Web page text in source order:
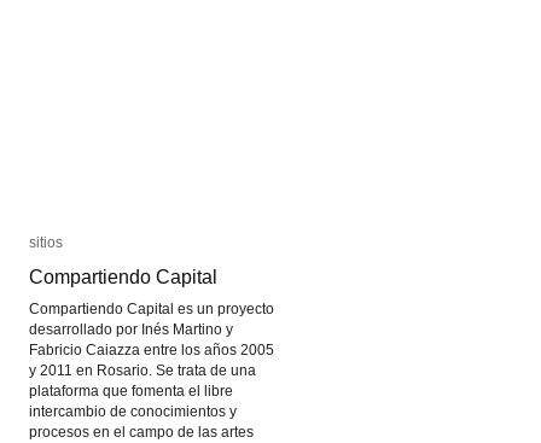
sitios
Compartiendo Capital
Compartiendo Capital es un proyecto
desarrollado por Inés Martino y
Fabricio Caiazza entre los años 2005
y 2011 en Rosario. Se trata de una
plataforma que fomenta el libre
intercambio de conocimientos y
procesos en el campo de las artes
sitios
Compartiendo Capital